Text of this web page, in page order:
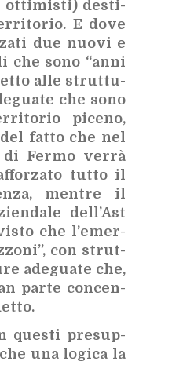
ot­ti­mi­sti) de­sti­
E dove
due nuo­vi e
che sono “anni
alle strut­tu­
che sono
pi­ce­no,
fat­to che nel
di Fer­mo ver­rà
tut­to il
men­tre il
del­l’A­st
che l’e­mer­
con strut­
ade­gua­te che,
par­te con­cen­
que­sti pre­sup­
una lo­gi­ca la